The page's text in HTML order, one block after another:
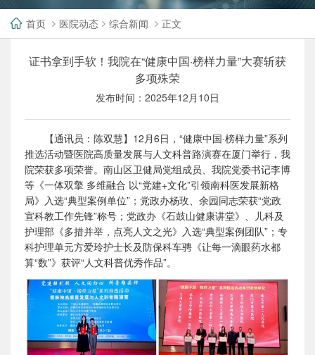
首页 医院动态 综合新闻 正文
证书拿到手软！我院在“健康中国·榜样力量”大赛斩获
多项殊荣
发布时间：2025年12月10日
【通讯员：陈双慧】12月6日，“健康中国·榜样力量”系列
推选活动暨医院高质量发展与人文科普路演赛在厦门举行，我
院荣获多项荣誉。南山区卫健局党组成员、我院党委书记李博
等《一体双擎 多维融合 以“党建+文化”引领南科医发展新格
局》入选“典型案例单位”；党政办杨玫、余园同志荣获“党政
宣科教工作先锋”称号；党政办《石鼓山健康讲堂》、儿科及
护理部《多措并举，点亮人文之光》入选“典型案例团队”；专
科护理单元方爱玲护士长及防保科车骋《让每一滴眼药水都
算“数”》获评“人文科普优秀作品”。